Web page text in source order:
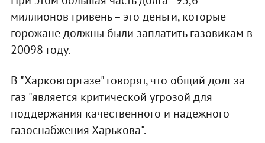
миллионов гривень – это деньги, которые
горожане должны были заплатить газовикам в
20098 году.
В "Харковгоргазе" говорят, что общий долг за
газ "является критической угрозой для
поддержания качественного и надежного
газоснабжения Харькова".